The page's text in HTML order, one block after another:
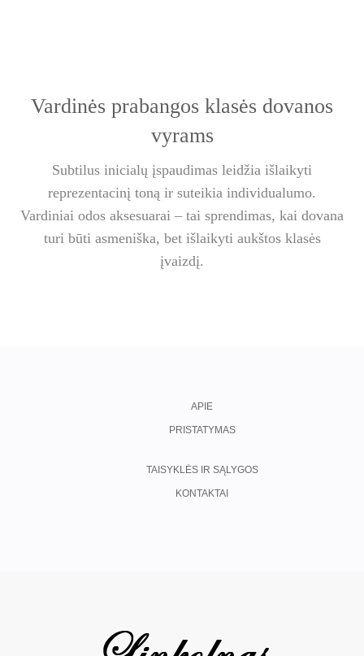
Vardinės prabangos klasės dovanos
vyrams
Subtilus inicialų įspaudimas leidžia išlaikyti
reprezentacinį toną ir suteikia individualumo.
Vardiniai odos aksesuarai – tai sprendimas, kai dovana
turi būti asmeniška, bet išlaikyti aukštos klasės
įvaizdį.
APIE
PRISTATYMAS
TAISYKLĖS IR SĄLYGOS
KONTAKTAI